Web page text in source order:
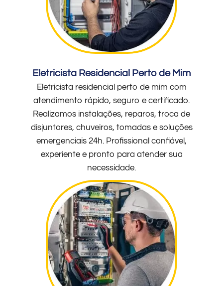
Eletricista Residencial Perto de Mim
Eletricista residencial perto de mim com
atendimento rápido, seguro e certificado.
Realizamos instalações, reparos, troca de
disjuntores, chuveiros, tomadas e soluções
emergenciais 24h. Profissional confiável,
experiente e pronto para atender sua
necessidade.